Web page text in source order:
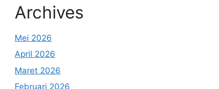
Archives
Mei 2026
April 2026
Maret 2026
Februari 2026